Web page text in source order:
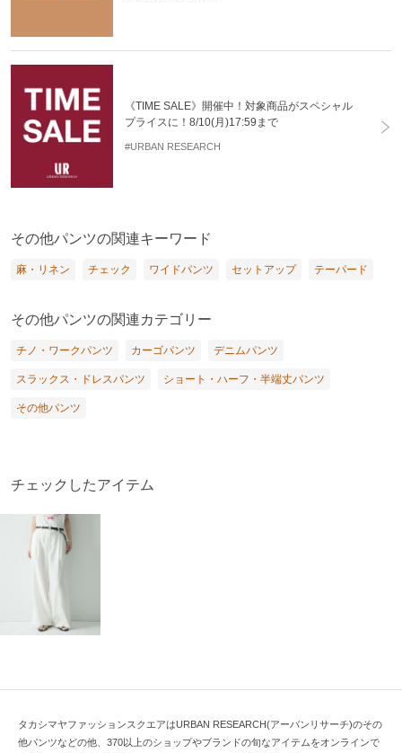
《TIME SALE》開催中！対象商品がスペシャル
プライスに！8/10(月)17:59まで
#URBAN RESEARCH
その他パンツの関連キーワード
麻・リネン チェック ワイドパンツ セットアップ テーパード
その他パンツの関連カテゴリー
チノ・ワークパンツ カーゴパンツ デニムパンツ
スラックス・ドレスパンツ ショート・ハーフ・半端丈パンツ
その他パンツ
チェックしたアイテム
タカシマヤファッションスクエアはURBAN RESEARCH(アーバンリサーチ)のその
他パンツなどの他、370以上のショップやブランドの旬なアイテムをオンラインで